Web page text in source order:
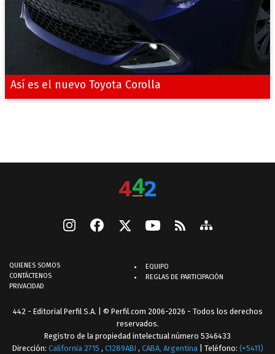
Así es el nuevo Toyota Corolla
QUIENES SOMOS
CONTÁCTENOS
PRIVACIDAD
EQUIPO
REGLAS DE PARTICIPACIÓN
442 - Editorial Perfil S.A. | © Perfil.com 2006-2026 - Todos los derechos
reservados.
Registro de la propiedad intelectual número 5346433
Dirección: California 2715 , C1289ABI , CABA, Argentina | Teléfono: (+5411)